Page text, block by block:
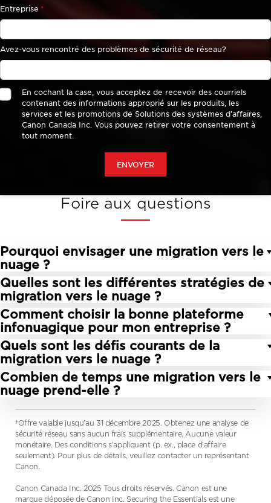
Foire aux questions
Pourquoi envisager une migration vers le
nuage ?
Le nuage peut permettre aux entreprises de
moderniser leur infrastructure de TI et de
réduire considérablement les coûts
informatiques. De plus, la migration des
données vers le nuage réduit les temps d’arrêt
et diminue le risque de perte de données.
Quelles sont les différentes stratégies de
migration vers le nuage ?
Voici les six stratégies de migration vers le
nuage : réhébergement, changement de
plateforme, rachat, réusinage, retrait et
conservation. Communiquez avec nous pour en
savoir plus et connaître nos services de
migration.
Comment choisir la bonne plateforme
infonuagique pour mon entreprise ?
La meilleure plateforme infonuagique pour
votre entreprise, c’est celle qui répondra à vos
besoins sous toutes leurs facettes : sécurité,
adaptabilité, performance, prix, soutien à la
clientèle, intégration et réputation. Ces
exigences particulières nous permettront de
vous orienter vers la plateforme la mieux
adaptée.
Quels sont les défis courants de la
migration vers le nuage ?
Parmi les défis les plus courants, citons les
temps d’arrêt, le risque de perte de données, la
difficulté de faire communiquer les applications
existantes et les nouveaux environnements
infonuagiques, et l’adaptation des activités
commerciales en conséquence. Supra ITS de
Canon Canada permet de surmonter ces défis
au moyen d’une planification complète et d’une
vaste expertise.
Combien de temps une migration vers le
nuage prend-elle ?
Nos services et échéanciers de migration vers le
nuage sont établis au cas par cas. Par exemple,
un projet de moyenne envergure peut
s’échelonner sur plusieurs mois. Communiquez
avec nous pour obtenir un échéancier adapté à
votre organisation.
†Offre valable jusqu’au 31 décembre 2025. Obtenez une analyse de
sécurité réseau sans aucun frais supplémentaire. Aucune valeur
monétaire. Des conditions s’appliquent (p. ex., place d’affaire
seulement). Pour plus de détails, veuillez contacter un représentant
Canon.
Canon Canada Inc. 2025 Tous droits réservés. Canon est une
marque déposée de Canon Inc. Securing the Essentials est une